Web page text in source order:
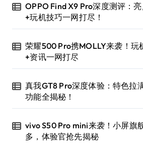
OPPO Find X9 Pro深度测评：
+玩机技巧一网打尽！
荣耀500 Pro携MOLLY来袭！玩
+资讯一网打尽
真我GT8 Pro深度体验：特色拉
功能全揭秘！
vivo S50 Pro mini来袭！小屏旗
多，体验官抢先揭秘